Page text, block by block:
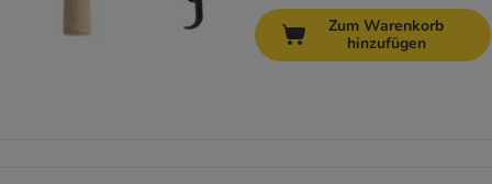
Zum Warenkorb
hinzufügen